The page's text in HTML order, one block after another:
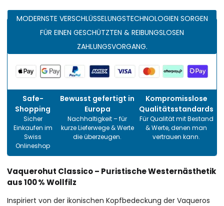
MODERNSTE VERSCHLÜSSELUNGSTECHNOLOGIEN SORGEN
FÜR EINEN GESCHÜTZTEN & REIBUNGSLOSEN
ZAHLUNGSVORGANG.
Safe-
Shopping
Sicher
Einkaufen im
Swiss
Onlineshop
Bewusst gefertigt in
Europa
Nachhaltigkeit – für
kurze Lieferwege & Werte
die überzeugen.
Kompromisslose
Qualitätsstandards
Für Qualität mit Bestand
& Werte, denen man
vertrauen kann.
Vaquerohut Classico – Puristische Westernästhetik
aus 100 % Wollfilz
Inspiriert von der ikonischen Kopfbedeckung der Vaqueros